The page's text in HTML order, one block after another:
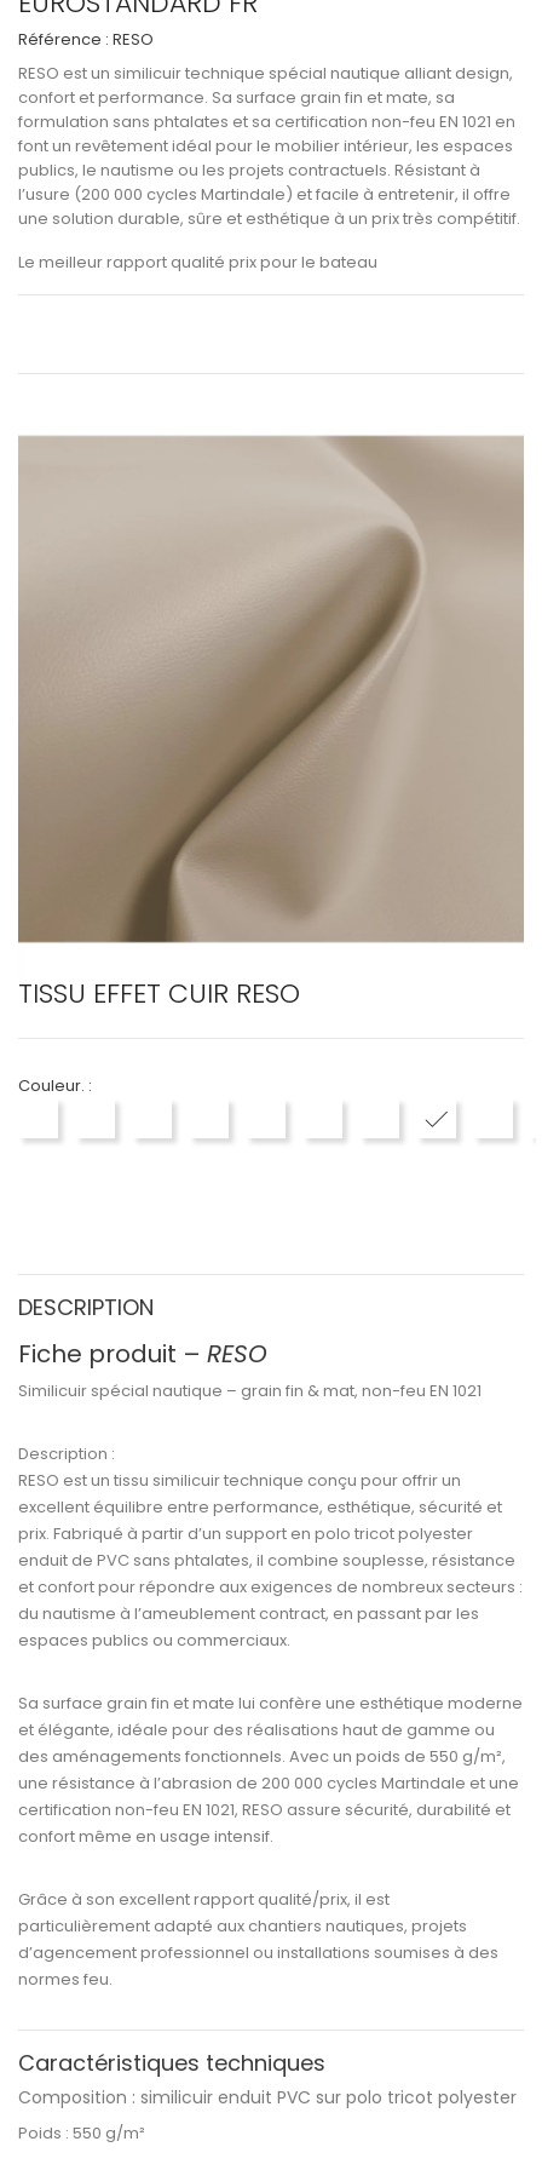
Référence : RESO
RESO est un similicuir technique spécial nautique alliant design,
confort et performance. Sa surface grain fin et mate, sa
formulation sans phtalates et sa certification non-feu EN 1021 en
font un revêtement idéal pour le mobilier intérieur, les espaces
publics, le nautisme ou les projets contractuels. Résistant à
l’usure (200 000 cycles Martindale) et facile à entretenir, il offre
une solution durable, sûre et esthétique à un prix très compétitif.
Le meilleur rapport qualité prix pour le bateau
TISSU EFFET CUIR RESO
Couleur. :
EN7005 VERT ANGLAIS
EN7006 GRIS MOYEN
DESCRIPTION
Fiche produit – RESO
Similicuir spécial nautique – grain fin & mat, non-feu EN 1021
Description :
RESO est un tissu similicuir technique conçu pour offrir un
excellent équilibre entre performance, esthétique, sécurité et
prix. Fabriqué à partir d’un support en polo tricot polyester
enduit de PVC sans phtalates, il combine souplesse, résistance
et confortpour répondre aux exigences de nombreux secteurs :
du nautisme à l’ameublement contract, en passant par les
espaces publics ou commerciaux.
Sa surface grain fin et mate lui confère une esthétique moderne
et élégante, idéale pour des réalisations haut de gamme ou
des aménagements fonctionnels. Avec un poids de 550 g/m²,
une résistance à l’abrasion de 200 000 cycles Martindale et une
certification non-feu EN 1021, RESO assure sécurité, durabilité et
confort même en usage intensif.
Grâce à son excellent rapport qualité/prix, il est
particulièrement adapté aux chantiers nautiques, projets
d’agencement professionnel ou installations soumises à des
normes feu.
Caractéristiques techniques
Composition : similicuir enduit PVC sur polo tricot polyester
Poids : 550 g/m²